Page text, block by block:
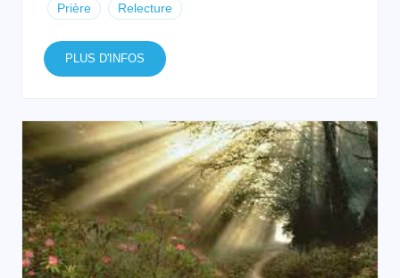
Prière Relecture
PLUS D'INFOS